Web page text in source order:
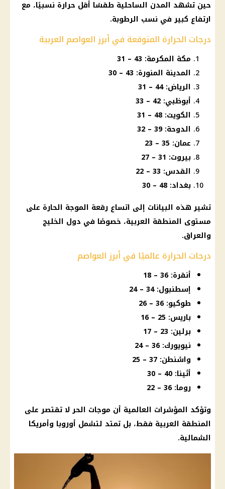
حين تشهد المدن الساحلية طقسًا أقل حرارة نسبيًا، مع
ارتفاع كبير في نسب الرطوبة.
درجات الحرارة المتوقعة في أبرز العواصم العربية
مكة المكرمة: 43 – 31
المدينة المنورة: 43 – 30
الرياض: 44 – 31
أبوظبي: 42 – 33
الكويت: 48 – 31
الدوحة: 39 – 32
عمان: 35 – 23
بيروت: 31 – 27
القدس: 33 – 22
بغداد: 48 – 30
تشير هذه البيانات إلى اتساع رقعة الموجة الحارة على
مستوى المنطقة العربية، خصوصًا في دول الخليج
والعراق.
درجات الحرارة عالميًا في أبرز العواصم
أنقرة: 36 – 18
إسطنبول: 34 – 24
طوكيو: 36 – 26
باريس: 25 – 16
برلين: 23 – 17
نيويورك: 36 – 24
واشنطن: 37 – 25
أثينا: 40 – 30
روما: 36 – 22
وتؤكد المؤشرات العالمية أن موجات الحر لا تقتصر على
المنطقة العربية فقط، بل تمتد لتشمل أوروبا وأمريكا
الشمالية.